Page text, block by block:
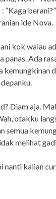
“Kaga
ide Nova.
kok walau
Ada
kemungkinan
Diam aja.
otakku
semua
melihat
nanti kalian